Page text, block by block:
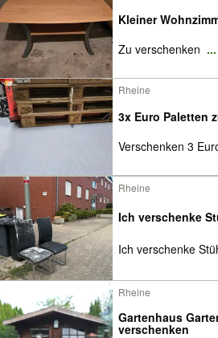
Kleiner
Zu verschenken ...
Rheine
3x Euro Paletten
Verschenken 3
Rheine
Ich verschenke
Ich verschenke
Rheine
Gartenhaus
verschenken